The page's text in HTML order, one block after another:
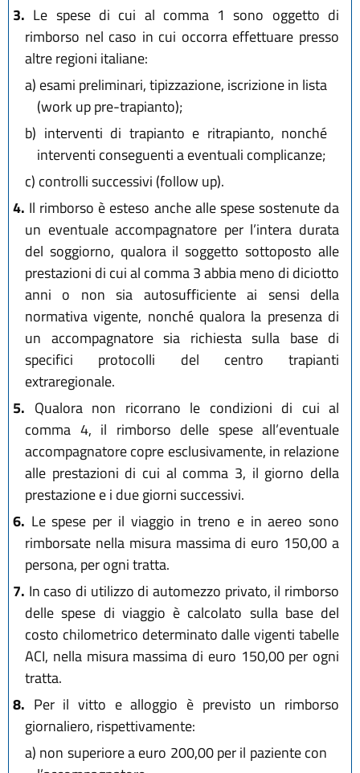
3. Le spese di cui al comma 1 sono oggetto di
rimborso nel caso in cui occorra effettuare presso
altre regioni italiane:
a) esami preliminari, tipizzazione, iscrizione in lista
(work up pre-trapianto);
b) interventi di trapianto e ritrapianto, nonché
interventi conseguenti a eventuali complicanze;
c) controlli successivi (follow up).
4. Il rimborso è esteso anche alle spese sostenute da
un eventuale accompagnatore per l’intera durata
del soggiorno, qualora il soggetto sottoposto alle
prestazioni di cui al comma 3 abbia meno di diciotto
anni o non sia autosufficiente ai sensi della
normativa vigente, nonché qualora la presenza di
un accompagnatore sia richiesta sulla base di
specifici protocolli del centro trapianti
extraregionale.
5. Qualora non ricorrano le condizioni di cui al
comma 4, il rimborso delle spese all’eventuale
accompagnatore copre esclusivamente, in relazione
alle prestazioni di cui al comma 3, il giorno della
prestazione e i due giorni successivi.
6. Le spese per il viaggio in treno e in aereo sono
rimborsate nella misura massima di euro 150,00 a
persona, per ogni tratta.
7. In caso di utilizzo di automezzo privato, il rimborso
delle spese di viaggio è calcolato sulla base del
costo chilometrico determinato dalle vigenti tabelle
ACI, nella misura massima di euro 150,00 per ogni
tratta.
8. Per il vitto e alloggio è previsto un rimborso
giornaliero, rispettivamente:
a) non superiore a euro 200,00 per il paziente con